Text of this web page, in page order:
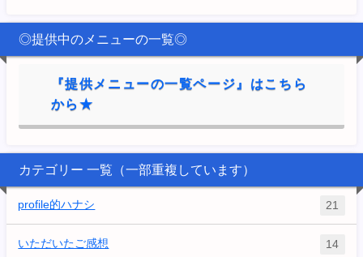
◎提供中のメニューの一覧◎
『提供メニューの一覧ページ』はこちら
から★
カテゴリー 一覧（一部重複しています）
profile的ハナシ 21
いただいたご感想 14